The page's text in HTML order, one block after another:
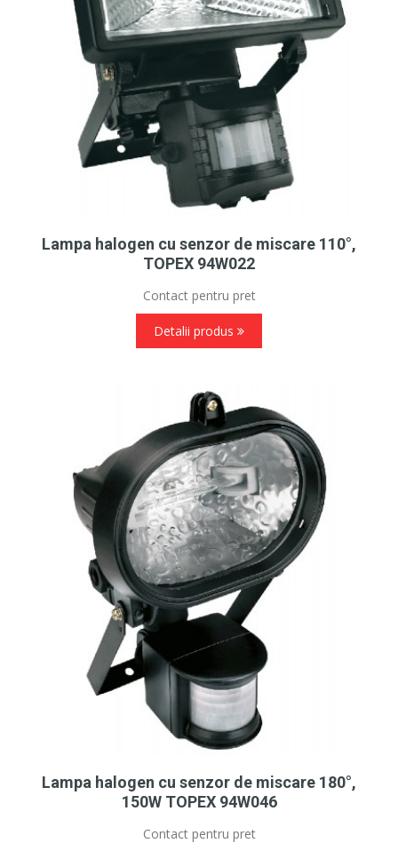
Lampa halogen cu senzor de miscare 110°,
TOPEX 94W022
Contact pentru pret
Detalii produs
Lampa halogen cu senzor de miscare 180°,
150W TOPEX 94W046
Contact pentru pret